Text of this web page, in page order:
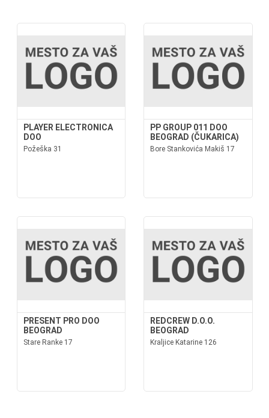
PLAYER ELECTRONICA
DOO
Požeška 31
PP GROUP 011 DOO
BEOGRAD (ČUKARICA)
Bore Stankovića Makiš 17
PRESENT PRO DOO
BEOGRAD
Stare Ranke 17
REDCREW D.O.O.
BEOGRAD
Kraljice Katarine 126